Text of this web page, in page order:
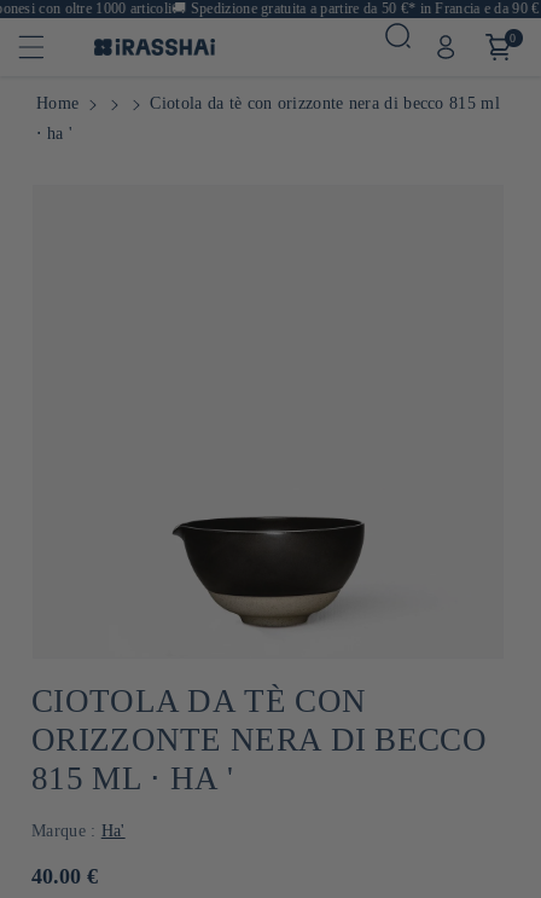
con oltre 1000 articoli🚚Spedizione gratuita a partire da 50 €* in Francia e da 90 €
0
Home
Ciotola da tè con orizzonte nera di becco 815 ml
⋅ ha '
CIOTOLA DA TÈ CON
ORIZZONTE NERA DI BECCO
815 ML ⋅ HA '
Marque : Ha'
Prezzo
40.00 €